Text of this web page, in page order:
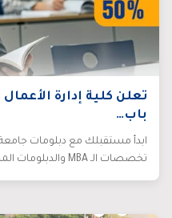
تعلن كلية إدارة
باب…
ابدأ مستقبلك مع دبلومات
تخصصات الـ MBA والدبلومات المهنية…